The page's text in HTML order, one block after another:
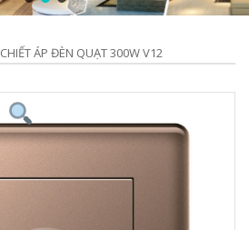
CHIẾT ÁP ĐÈN QUẠT 300W V12